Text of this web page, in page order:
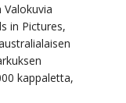
in Pictures,
kappaletta,